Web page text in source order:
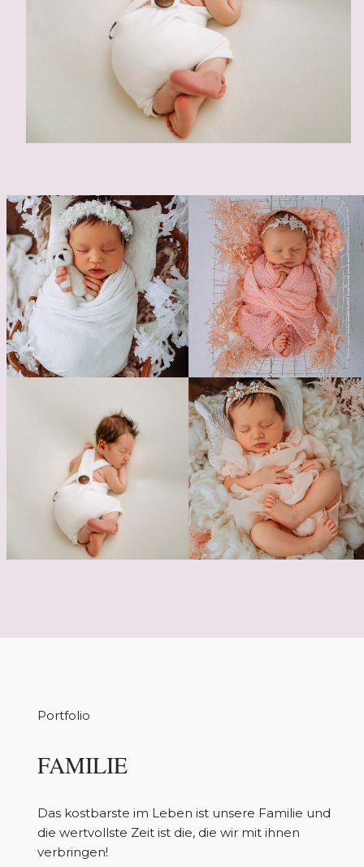
Portfolio
FAMILIE
Das kostbarste im Leben ist unsere Familie und
die wertvollste Zeit ist die, die wir mit ihnen
verbringen!